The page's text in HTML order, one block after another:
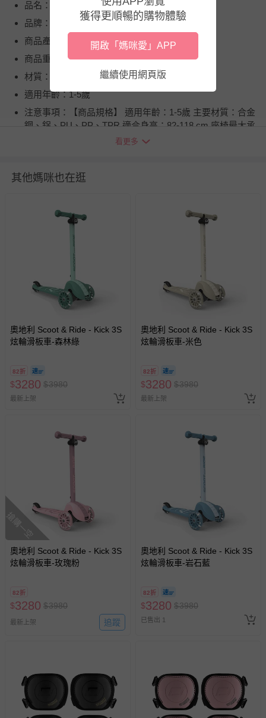
品名：Kick1 Push&Go滑步滑板車
品牌：奧地利 Scoot & Ride
商品產地（國）：中國
商品重（容）量：3.5 kg
材質：合金鋼、鋁、PU、PP、TPR
適用年齡：1-5歲
注意事項：【商品規格】 適用年齡：1-5歲 主要材質：合金
鋼、鋁、PU、PP、TPR 適合身高：82-118 cm 座椅最大承
重：20 kg 腳踏最大承重：50 kg 車把高度：57-64 cm 推把
驗標識號：R45656 【注意事項】 ● 本產品無剎車功能。 ●
用本產品時，需有成人在旁監護。 ● 使用時，不容許用自行
書，必需中成人組裝。 ● 確保推桿牢固接合在腳踏板上，聽
到〝喀〞聲即鎖定完成。 ● 使用本產品請穿載防護裝備（安
全帽、護膝、護肘、鞋子）。 ● 不允許任意修改，修改後可
能會減低產品的安全性贈成危險。 ● 使用前，請檢查所有連
接位，確保所有連接位和螺絲皆有鎖緊。 ● 使用需要一些技
巧，以避免跌倒或碰撞而引致使用者或第三方受傷。 ● 禁止
路的地方使用。 ● 推桿僅供成人使用，確保在安裝推桿的情
况下，不讓孩子獨自騎車，避免跌倒風險。 ● 坐姿模式下體
兒童不得使用。 ● 商品尺寸測量存在些許誤差，請依實際商
品為主。
BSMI商品檢驗標識字號：R45656
您所購買的商品享有7天的鑑賞期／猶豫期權益，但此期間
如需退換貨，請於收到商品7天（含例假日內提出），如為
瑕疵退換貨所產生的運費，將由媽咪愛負責處理，若非瑕疵
退貨，您可至『查詢訂單』>『已出貨』中查詢該筆訂單，
並點選『我要退貨』即可進行申請。若有相關退貨問題，請
至媽咪愛 LINE@客服ID: @mamilove 我們將依序為您處理
與服務，謝謝。
針對滿件折/滿額贈…等活動，如因部份退貨，而該訂單保
留商品未達活動門檻，將以原價計算，活動贈品亦需一併退
回。
易於腐敗、保存期限較短或解約時即將逾期（例如生鮮
商品、食品等）。
客製化商品（例如客製生日書、姓名貼等）。
看更多
其他媽咪也在逛
奧地利 Scoot & Ride - Kick 3S
炫輪滑板車-森林綠
82折
$3280 $3980
最新上架
奧地利 Scoot & Ride - Kick 3S
炫輪滑板車-米色
82折
$3280 $3980
最新上架
搶購一空
奧地利 Scoot & Ride - Kick 3S
炫輪滑板車-玫瑰粉
82折
$3280 $3980
最新上架 追蹤
奧地利 Scoot & Ride - Kick 3S
炫輪滑板車-岩石藍
82折
$3280 $3980
已售出 1
獲得更順暢的購物體驗
開啟「媽咪愛」APP
繼續使用網頁版